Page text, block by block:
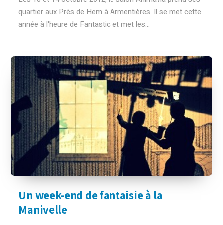
quartier aux Près de Hem à Armentières. Il se met cette
année à l'heure de Fantastic et met les...
Un week-end de fantaisie à la
Manivelle